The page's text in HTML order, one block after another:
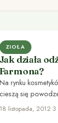
ZIOŁA
Jak działa
Farmona?
Na rynku
cieszą się
niezmienne grono
18 listopada, 2012•3